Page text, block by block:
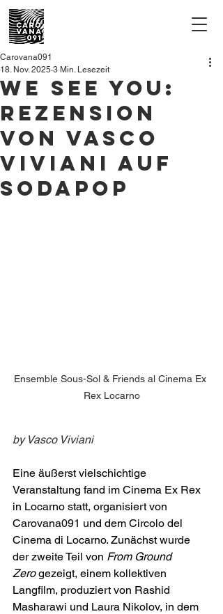
WE SEE YOU:
Rezension
von Vasco
Viviani auf
SodaPop
Carovana091
18. Nov. 2025 3 Min. Lesezeit
Ensemble Sous-Sol & Friends al Cinema Ex
Rex Locarno
by Vasco Viviani
Eine äußerst vielschichtige
Veranstaltung fand im Cinema Ex Rex
in Locarno statt, organisiert von
Carovana091 und dem Circolo del
Cinema di Locarno. Zunächst wurde
der zweite Teil von From Ground
Zero gezeigt, einem kollektiven
Langfilm, produziert von Rashid
Masharawi und Laura Nikolov, in dem